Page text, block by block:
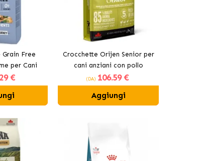
Free
per Cani
e Tacchino
€
Crocchette Orijen Senior per
cani anziani con pollo
(DA) 106.59 €
Aggiungi